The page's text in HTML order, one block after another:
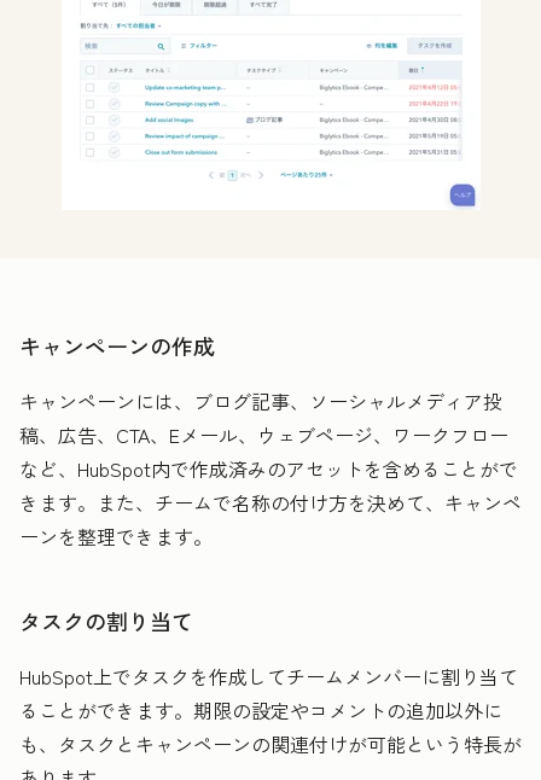
キャンペーンの作成
キャンペーンには、ブログ記事、ソーシャルメディア投
稿、広告、CTA、Eメール、ウェブページ、ワークフロー
など、HubSpot内で作成済みのアセットを含めることがで
きます。また、チームで名称の付け方を決めて、キャンペ
ーンを整理できます。
タスクの割り当て
HubSpot上でタスクを作成してチームメンバーに割り当て
ることができます。期限の設定やコメントの追加以外に
も、タスクとキャンペーンの関連付けが可能という特長が